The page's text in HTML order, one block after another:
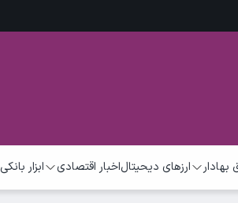
بهادار ارزهای دیحیتالاخبار اقتصادی ابزار بانکی